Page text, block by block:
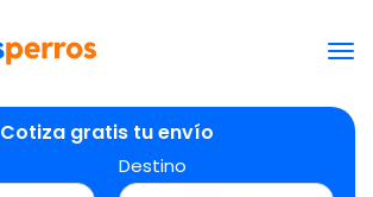
Cotiza gratis tu envío
Destino